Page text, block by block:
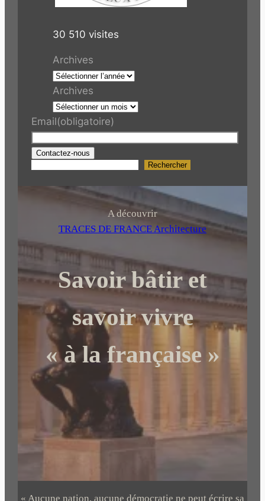
30 510 visites
Archives
Archives
Email(obligatoire)
Contactez-nous
R
r
c
h
r
Rechercher
A découvrir
TRACES DE FRANCE Architecture
Savoir bâtir et
savoir vivre
« à la française »
« Aucune nation, aucune démocratie ne peut écrire sa